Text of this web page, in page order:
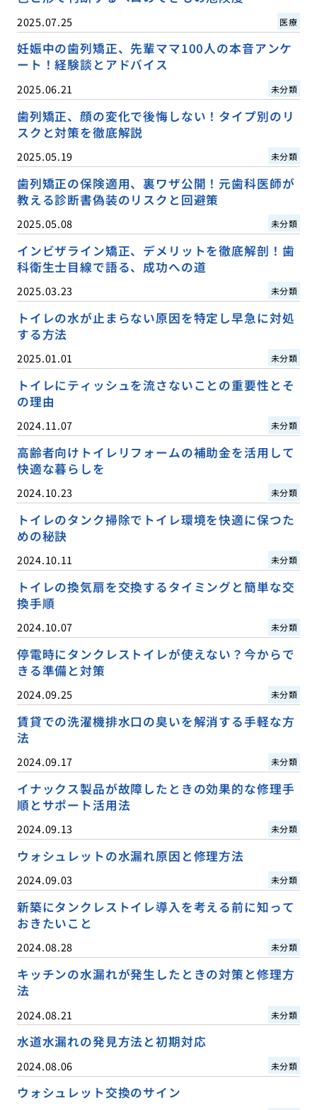
2025.07.25 医療
妊娠中の歯列矯正、先輩ママ100人の本音アンケ
ート！経験談とアドバイス
2025.06.21 未分類
歯列矯正、顔の変化で後悔しない！タイプ別のリ
スクと対策を徹底解説
2025.05.19 未分類
歯列矯正の保険適用、裏ワザ公開！元歯科医師が
教える診断書偽装のリスクと回避策
2025.05.08 未分類
インビザライン矯正、デメリットを徹底解剖！歯
科衛生士目線で語る、成功への道
2025.03.23 未分類
トイレの水が止まらない原因を特定し早急に対処
する方法
2025.01.01 未分類
トイレにティッシュを流さないことの重要性とそ
の理由
2024.11.07 未分類
高齢者向けトイレリフォームの補助金を活用して
快適な暮らしを
2024.10.23 未分類
トイレのタンク掃除でトイレ環境を快適に保つた
めの秘訣
2024.10.11 未分類
トイレの換気扇を交換するタイミングと簡単な交
換手順
2024.10.07 未分類
停電時にタンクレストイレが使えない？今からで
きる準備と対策
2024.09.25 未分類
賃貸での洗濯機排水口の臭いを解消する手軽な方
法
2024.09.17 未分類
イナックス製品が故障したときの効果的な修理手
順とサポート活用法
2024.09.13 未分類
ウォシュレットの水漏れ原因と修理方法
2024.09.03 未分類
新築にタンクレストイレ導入を考える前に知って
おきたいこと
2024.08.28 未分類
キッチンの水漏れが発生したときの対策と修理方
法
2024.08.21 未分類
水道水漏れの発見方法と初期対応
2024.08.06 未分類
ウォシュレット交換のサイン